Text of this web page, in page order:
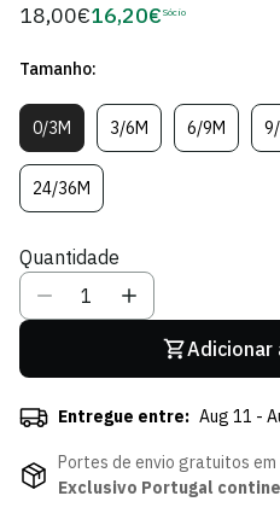
Preço
18,00€ Preço
Sócio
16,20€ Sócio
Tamanho:
0/3MVariante
Esgotada
Ou
Indisponível
3/6MVariante
Esgotada
6/9MVariante
Esgotada
24/36MVariante
Esgotada
Indisponível
Quantidade
Adicionar
Entregue entre: Aug 11 -
Portes de envio gratuitos
Exclusivo Portugal